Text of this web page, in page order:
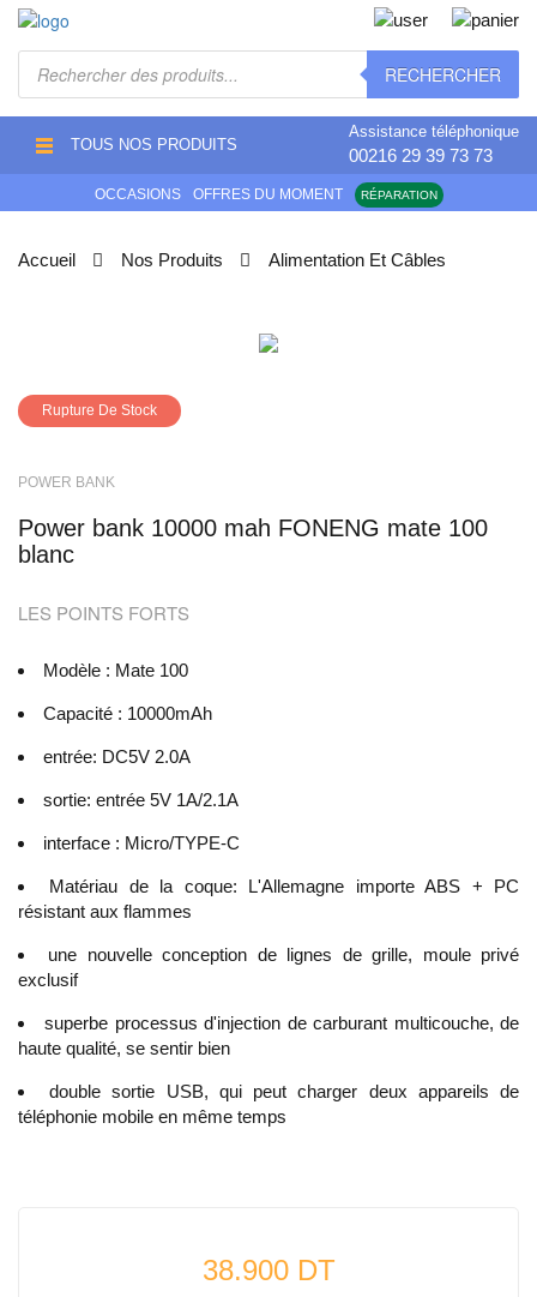
Recherche
RECHERCHER
TOUS NOS PRODUITS
Assistance téléphonique
00216 29 39 73 73
OCCASIONS OFFRES DU MOMENT RÉPARATION
Accueil Nos Produits Alimentation Et Câbles
Rupture De Stock
POWER BANK
power bank 10000 mah FONENG mate 100
blanc
LES POINTS FORTS
Modèle : Mate 100
Capacité : 10000mAh
entrée: DC5V 2.0A
sortie: entrée 5V 1A/2.1A
interface : Micro/TYPE-C
Matériau de la coque: L'Allemagne importe ABS + PC
résistant aux flammes
une nouvelle conception de lignes de grille, moule privé
exclusif
superbe processus d'injection de carburant multicouche, de
haute qualité, se sentir bien
double sortie USB, qui peut charger deux appareils de
téléphonie mobile en même temps
38.900 DT